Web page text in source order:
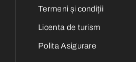
Termeni și condiții
Licenta de turism
Polita Asigurare